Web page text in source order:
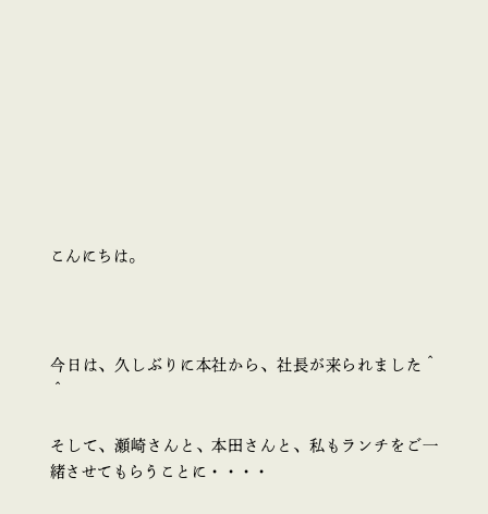
こんにちは。
今日は、久しぶりに本社から、社長が来られました＾
そして、瀬崎さんと、本田さんと、私もランチをご一
緒させてもらうことに・・・・